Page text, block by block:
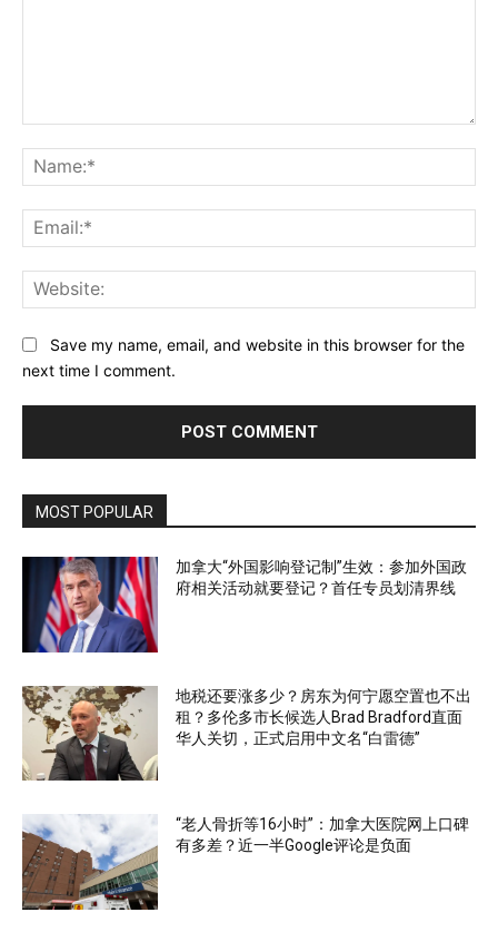
Save my name, email, and website in this browser for the
next time I comment.
MOST POPULAR
加拿大“外国影响登记制”生效：参加外国政
府相关活动就要登记？首任专员划清界线
地税还要涨多少？房东为何宁愿空置也不出
租？多伦多市长候选人Brad Bradford直面
华人关切，正式启用中文名“白雷德”
“老人骨折等16小时”：加拿大医院网上口碑
有多差？近一半Google评论是负面